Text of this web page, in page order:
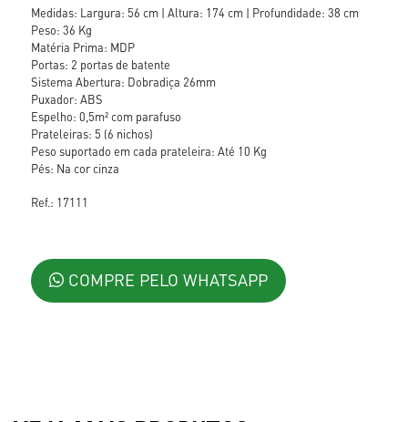
Medidas: Largura: 56 cm | Altura: 174 cm | Profundidade: 38 cm
Peso: 36 Kg
Matéria Prima: MDP
Portas: 2 portas de batente
Sistema Abertura: Dobradiça 26mm
Puxador: ABS
Espelho: 0,5m² com parafuso
Prateleiras: 5 (6 nichos)
Peso suportado em cada prateleira: Até 10 Kg
Pés: Na cor cinza
Ref.: 17111
COMPRE PELO WHATSAPP